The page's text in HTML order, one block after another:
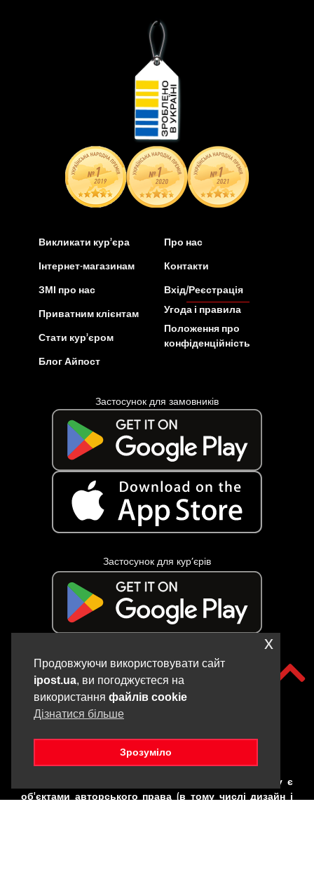
Викликати кур’єра
Інтернет-магазинам
ЗМІ про нас
Приватним клієнтам
Стати кур’єром
Блог Айпост
Про нас
Контакти
Вхід/Реєстрація
Угода і правила
Положення про
конфіденційність
Застосунок для замовників
Застосунок для кур’єрів
Copyright © iPOST, 2017-2025. Всі матеріали даного сайту є
об'єктами авторського права (в тому числі дизайн і
Продовжуючи використовувати сайт
ipost.ua, ви погоджуєтеся на
використання файлів cookie
Дізнатися більше
Зрозуміло
x